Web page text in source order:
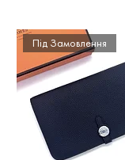
Під Замовлення